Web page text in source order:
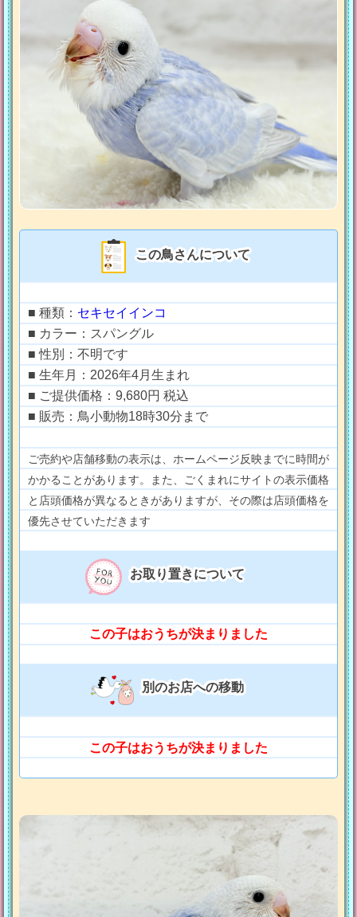
この鳥さんについて
■ 種類： セキセイインコ
■ カラー：スパングル
■ 性別：不明です
■ 生年月：2026年4月生まれ
■ ご提供価格：9,680円 税込
■ 販売：鳥小動物18時30分まで
ご売約や店舗移動の表示は、ホームページ反映までに時間が
かかることがあります。また、ごくまれにサイトの表示価格
と店頭価格が異なるときがありますが、その際は店頭価格を
優先させていただきます
お取り置きについて
この子はおうちが決まりました
別のお店への移動
この子はおうちが決まりました